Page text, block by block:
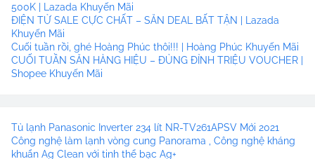
500K | Lazada Khuyến Mãi
ĐIỆN TỬ SALE CỰC CHẤT – SĂN DEAL BẤT TẬN | Lazada
Khuyến Mãi
Cuối tuần rồi, ghé Hoàng Phúc thôi!!! | Hoàng Phúc Khuyến Mãi
CUỐI TUẦN SĂN HÀNG HIỆU – ĐỦNG ĐỈNH TRIỆU VOUCHER |
Shopee Khuyến Mãi
Tủ lạnh Panasonic Inverter 234 lít NR-TV261APSV Mới 2021
Công nghệ làm lạnh vòng cung Panorama , Công nghệ kháng
khuẩn Ag Clean với tinh thể bạc Ag+